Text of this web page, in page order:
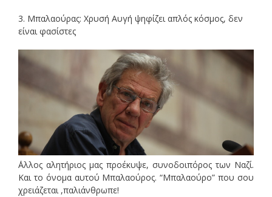
3. Μπαλαούρας: Χρυσή Αυγή ψηφίζει απλός κόσμος, δεν
είναι φασίστες
΄Αλλος αλητήριος μας προέκυψε, συνοδοιπόρος των Ναζί.
Και το όνομα αυτού Μπαλαούρος. “Μπαλαούρο” που σου
χρειάζεται ,παλιάνθρωπε!